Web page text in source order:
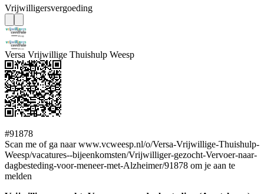
Vrijwilligersvergoeding
Versa Vrijwillige Thuishulp Weesp
#91878
Scan me of ga naar www.vcweesp.nl/o/Versa-Vrijwillige-Thuishulp-
Weesp/vacatures--bijeenkomsten/Vrijwilliger-gezocht-Vervoer-naar-
dagbesteding-voor-meneer-met-Alzheimer/91878 om je aan te
melden